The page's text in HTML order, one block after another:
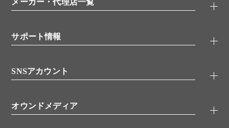
学会・展示スケジュール
抗体
シグナル伝達
糖類／レクチン
分子生物
バイオメディカル(環境・食品)
メーカー・代理店一覧
代理店
サポート情報
アプリケーションノート
書類ダウンロード
SNSアカウント
YouTube
オウンドメディア